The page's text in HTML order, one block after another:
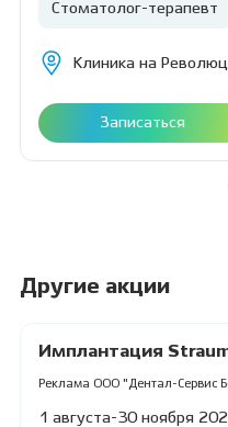
Стоматолог-терапевт
Клиника на
Записаться
Другие акции
Имплантация
Реклама ООО "Дентал-Сервис
1 августа-30 ноября